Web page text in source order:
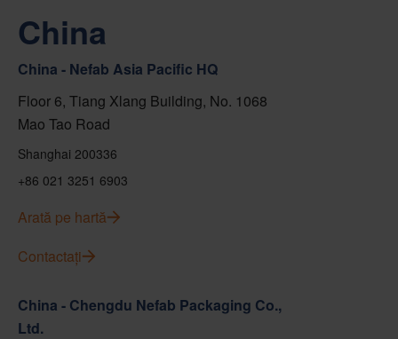
China
China - Nefab Asia Pacific HQ
Floor 6, Tiang Xlang Building, No. 1068
Mao Tao Road
Shanghai 200336
+86 021 3251 6903
Arată pe hartă
Contactați
China - Chengdu Nefab Packaging Co.,
Ltd.